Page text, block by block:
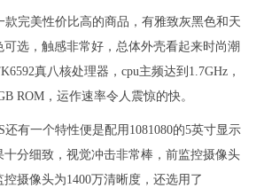
款完美性价比高的商品，有雅致灰黑色和天
选，触感非常好，总体外壳看起来时尚潮
真八核处理器，cpu主频达到1.7GHz，
ROM，运作速率令人震惊的快。
还有一个特性便是配用1081080的5英寸显示
十分细致，视觉冲击非常棒，前监控摄像头
摄像头为1400万清晰度，还选用了